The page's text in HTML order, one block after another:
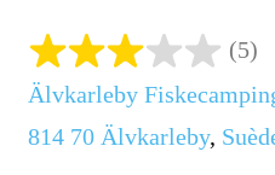
(5)
Älvkarleby
814 70 Älvkarleby,